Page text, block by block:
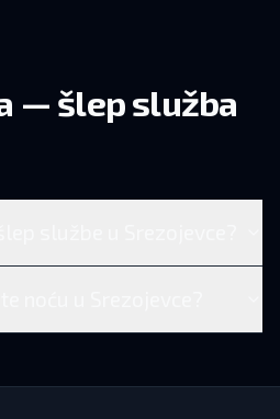
— šlep služba